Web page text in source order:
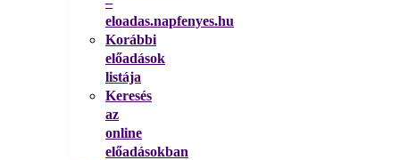
eloadas.napfenyes.hu
Korábbi
előadások
listája
Keresés
az
online
előadásokban